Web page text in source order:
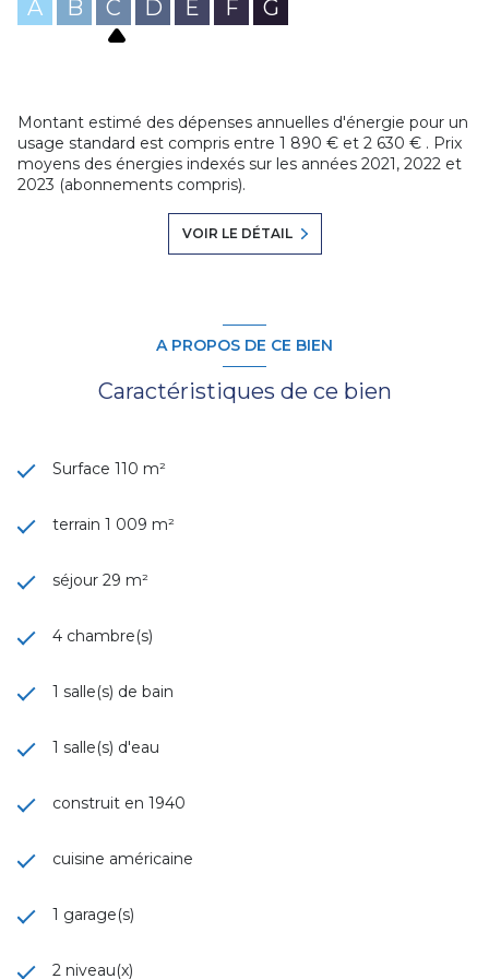
A B C D E F G
Montant estimé des dépenses annuelles d'énergie pour un
usage standard est compris entre 1 890 € et 2 630 € . Prix
moyens des énergies indexés sur les années 2021, 2022 et
2023 (abonnements compris).
VOIR LE DÉTAIL
A PROPOS DE CE BIEN
Caractéristiques de ce bien
Surface 110 m²
terrain 1 009 m²
séjour 29 m²
4 chambre(s)
1 salle(s) de bain
1 salle(s) d'eau
construit en 1940
cuisine américaine
1 garage(s)
2 niveau(x)